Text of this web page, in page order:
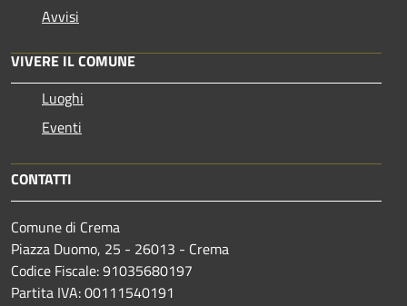
Avvisi
VIVERE IL COMUNE
Luoghi
Eventi
CONTATTI
Comune di Crema
Piazza Duomo, 25 - 26013 - Crema
Codice Fiscale: 91035680197
Partita IVA: 00111540191